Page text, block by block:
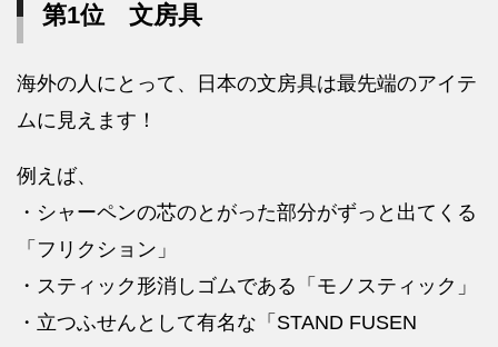
第1位 文房具
海外の人にとって、日本の文房具は最先端のアイテ
ムに見えます！
例えば、
・シャーペンの芯のとがった部分がずっと出てくる
「フリクション」
・スティック形消しゴムである「モノスティック」
・立つふせんとして有名な「STAND FUSEN